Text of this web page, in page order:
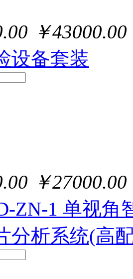
￥43000.00
设备套装
￥27000.00
ZN-1 单视角
分析系统(高